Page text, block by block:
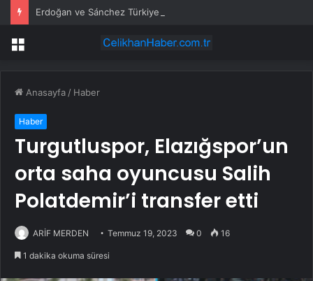
Erdoğan ve Sánchez Türkiye-İspanya İlişkilerini Görüştü
Menü
Anasayfa / Haber
Haber
Turgutluspor, Elazığspor’un
orta saha oyuncusu Salih
Polatdemir’i transfer etti
ARİF MERDEN Temmuz 19, 2023 0 16
1 dakika okuma süresi